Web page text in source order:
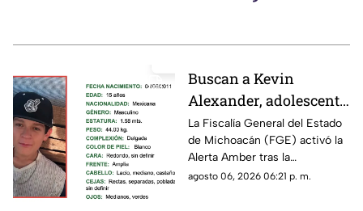
Buscan a Kevin
Alexander, adolescente
de 15 años
desaparecido en
Puruándiro,
Michoacán; activan
La Fiscalía General del Estado
de Michoacán (FGE) activó la
Alerta Amber tras la
desaparición del adolescente
agosto 06, 2026 06:21 p. m.